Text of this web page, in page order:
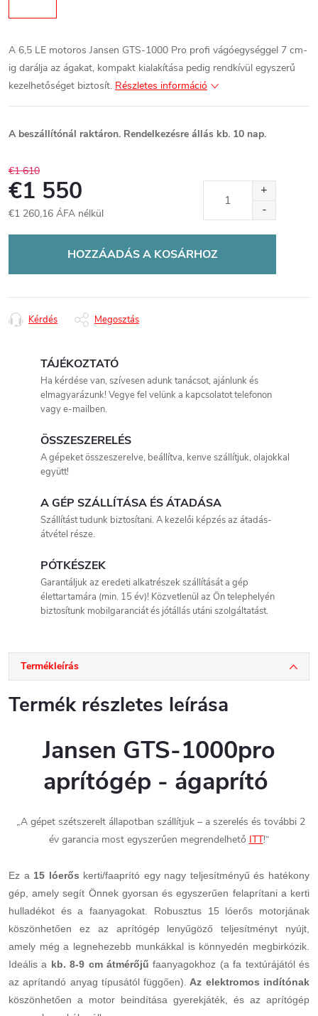
A 6,5 LE motoros Jansen GTS-1000 Pro profi vágóegységgel 7 cm-
ig darálja az ágakat, kompakt kialakítása pedig rendkívül egyszerű
kezelhetőséget biztosít. Részletes információ
A beszállítónál raktáron. Rendelkezésre állás kb. 10 nap.
€1 610
€1 550
€1 260,16 ÁFA nélkül
HOZZÁADÁS A KOSÁRHOZ
Kérdés Megosztás
TÁJÉKOZTATÓ
Ha kérdése van, szívesen adunk tanácsot, ajánlunk és
elmagyarázunk! Vegye fel velünk a kapcsolatot telefonon
vagy e-mailben.
ÖSSZESZERELÉS
A gépeket összeszerelve, beállítva, kenve szállítjuk, olajokkal
együtt!
A GÉP SZÁLLÍTÁSA ÉS ÁTADÁSA
Szállítást tudunk biztosítani. A kezelői képzés az átadás-
átvétel része.
PÓTKÉSZEK
Garantáljuk az eredeti alkatrészek szállítását a gép
élettartamára (min. 15 év)! Közvetlenül az Ön telephelyén
biztosítunk mobilgaranciát és jótállás utáni szolgáltatást.
Termékleírás
Termék részletes leírása
Jansen GTS-1000pro
aprítógép - ágaprító
„A gépet szétszerelt állapotban szállítjuk – a szerelés és további 2
év garancia most egyszerűen megrendelhető ITT!“
Ez a 15 lóerős kerti/faaprító egy nagy teljesítményű és hatékony
gép, amely segít Önnek gyorsan és egyszerűen felaprítani a kerti
hulladékot és a faanyagokat. Robusztus 15 lóerős motorjának
köszönhetően ez az aprítógép lenyűgöző teljesítményt nyújt,
amely még a legnehezebb munkákkal is könnyedén megbirkózik.
Ideális a kb. 8-9 cm átmérőjű faanyagokhoz (a fa textúrájától és
az aprítandó anyag típusától függően). Az elektromos indítónak
köszönhetően a motor beindítása gyerekjáték, és az aprítógép